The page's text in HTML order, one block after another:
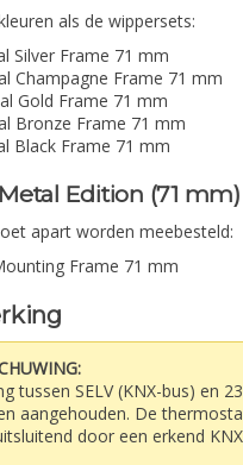
als de wippersets:
Silver Frame 71 mm
Champagne Frame 71 mm
Gold Frame 71 mm
Bronze Frame 71 mm
Black Frame 71 mm
Edition (71 mm)
apart worden meebesteld:
Frame 71 mm
tussen SELV (KNX-bus) en
aangehouden. De
door een erkend